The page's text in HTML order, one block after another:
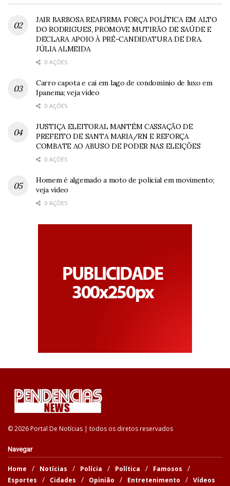
JAIR BARBOSA REAFIRMA FORÇA POLÍTICA EM ALTO
DO RODRIGUES, PROMOVE MUTIRÃO DE SAÚDE E
DECLARA APOIO À PRÉ-CANDIDATURA DE DRA.
JÚLIA ALMEIDA
0 AÇÕES
Carro capota e cai em lago de condomínio de luxo em
Ipanema; veja vídeo
0 AÇÕES
JUSTIÇA ELEITORAL MANTÉM CASSAÇÃO DE
PREFEITO DE SANTA MARIA/RN E REFORÇA
COMBATE AO ABUSO DE PODER NAS ELEIÇÕES
0 AÇÕES
Homem é algemado a moto de policial em movimento;
veja vídeo
0 AÇÕES
© 2026 Portal De Notícias | todos os diretos reservados
Navegar
Home Notícias Polícia Política
Famosos
Esportes
Cidades Opinião Entretenimento Vídeos